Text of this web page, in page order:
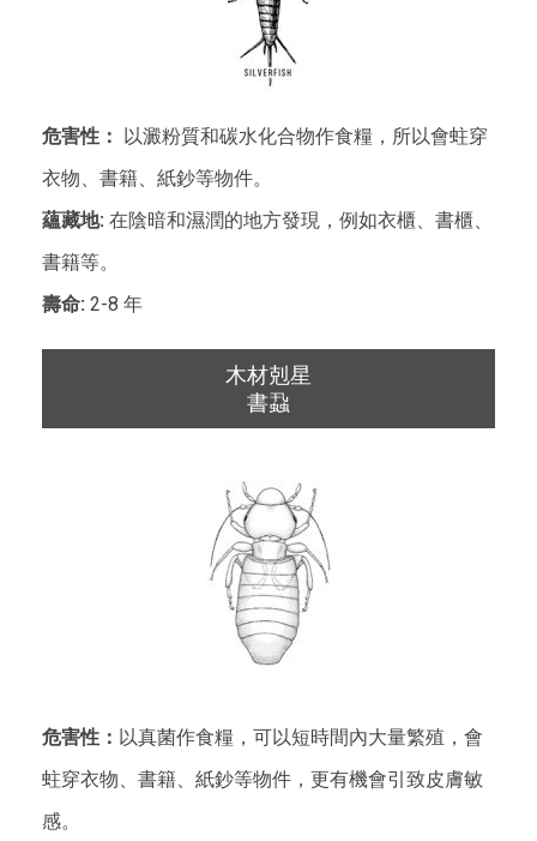
危害性： 以澱粉質和碳水化合物作食糧，所以會蛀穿
衣物、書籍、紙鈔等物件。
蘊藏地: 在陰暗和濕潤的地方發現，例如衣櫃、書櫃、
書籍等。
壽命: 2-8 年
木材剋星
書蝨
危害性： 以真菌作食糧，可以短時間內大量繁殖，會
蛀穿衣物、書籍、紙鈔等物件，更有機會引致皮膚敏
感。